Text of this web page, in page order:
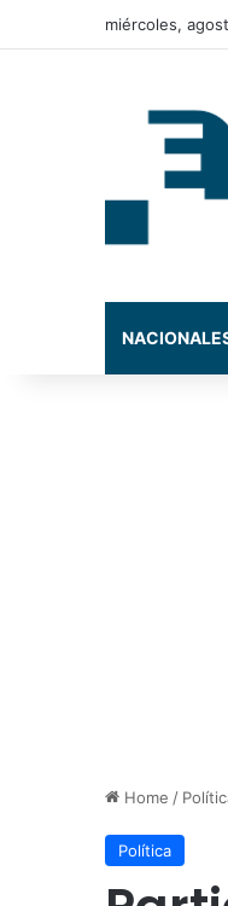
miércoles,
Home /
Política